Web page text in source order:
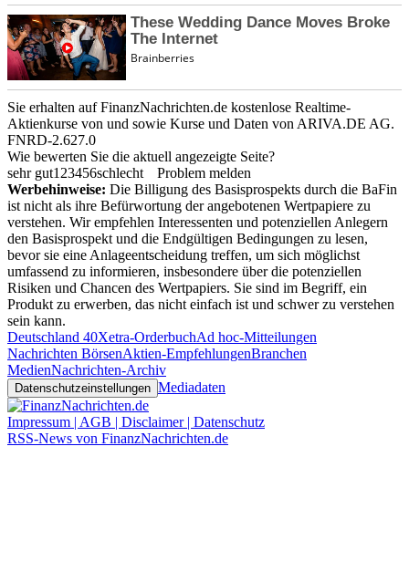
Sie erhalten auf FinanzNachrichten.de kostenlose Realtime-
Aktienkurse von und sowie Kurse und Daten vonARIVA.DE AG.
FNRD-2.627.0
Wie bewerten Sie die aktuell angezeigte Seite?
sehr gut123456schlecht
Problem melden
Werbehinweise: Die Billigung des Basisprospekts durch die BaFin
ist nicht als ihre Befürwortung der angebotenen Wertpapiere zu
verstehen. Wir empfehlen Interessenten und potenziellen Anlegern
den Basisprospekt und die Endgültigen Bedingungen zu lesen,
bevor sie eine Anlageentscheidung treffen, um sich möglichst
umfassend zu informieren, insbesondere über die potenziellen
Risiken und Chancen des Wertpapiers. Sie sind im Begriff, ein
Produkt zu erwerben, das nicht einfach ist und schwer zu verstehen
sein kann.
Deutschland 40Xetra-OrderbuchAd hoc-Mitteilungen
Nachrichten BörsenAktien-EmpfehlungenBranchen
MedienNachrichten-Archiv
Datenschutzeinstellungen Mediadaten
Impressum | AGB | Disclaimer | Datenschutz
RSS-News von FinanzNachrichten.de